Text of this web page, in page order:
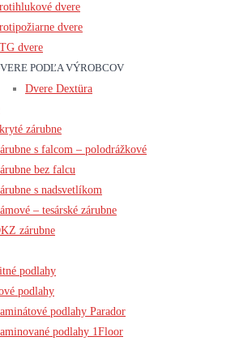
dvere
dvere
dvere
PODĽA VÝROBCOV
Dvere Dextüra
zárubne
s falcom – polodrážkové
bez falcu
s nadsvetlíkom
– tesárské zárubne
zárubne
podlahy
podlahy
podlahy Parador
podlahy 1Floor